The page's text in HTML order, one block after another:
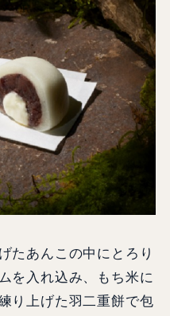
たあんこの中にとろり
を入れ込み、もち米に
り上げた羽二重餅で包